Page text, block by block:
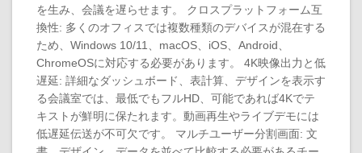
を生み、会議を遅らせます。 クロスプラットフォーム互
換性: 多くのオフィスでは複数種類のデバイスが混在する
ため、Windows 10/11、macOS、iOS、Android、
ChromeOSに対応する必要があります。 4K映像出力と低
遅延: 詳細なダッシュボード、表計算、デザインを表示す
る会議室では、最低でもフルHD、可能であれば4Kでテ
キストが鮮明に保たれます。動画再生やライブデモには
低遅延伝送が不可欠です。 マルチユーザー分割画面: 文